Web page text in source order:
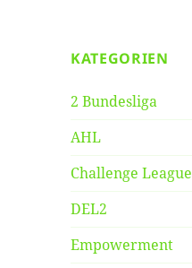
KATEGORIEN
2 Bundesliga
AHL
Challenge League
DEL2
Empowerment